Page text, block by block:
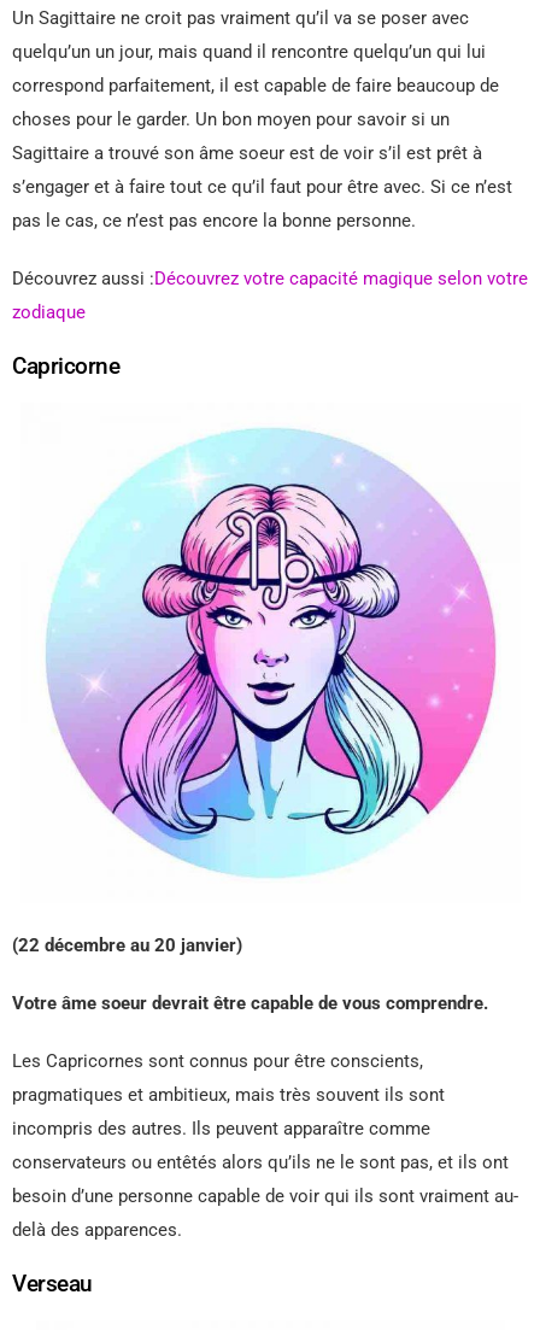
Un Sagittaire ne croit pas vraiment qu’il va se poser avec
quelqu’un un jour, mais quand il rencontre quelqu’un qui lui
correspond parfaitement, il est capable de faire beaucoup de
choses pour le garder. Un bon moyen pour savoir si un
Sagittaire a trouvé son âme soeur est de voir s’il est prêt à
s’engager et à faire tout ce qu’il faut pour être avec. Si ce n’est
pas le cas, ce n’est pas encore la bonne personne.
Découvrez aussi :Découvrez votre capacité magique selon votre
zodiaque
Capricorne
(22 décembre au 20 janvier)
Votre âme soeur devrait être capable de vous comprendre.
Les Capricornes sont connus pour être conscients,
pragmatiques et ambitieux, mais très souvent ils sont
incompris des autres. Ils peuvent apparaître comme
conservateurs ou entêtés alors qu’ils ne le sont pas, et ils ont
besoin d’une personne capable de voir qui ils sont vraiment au-
delà des apparences.
Verseau